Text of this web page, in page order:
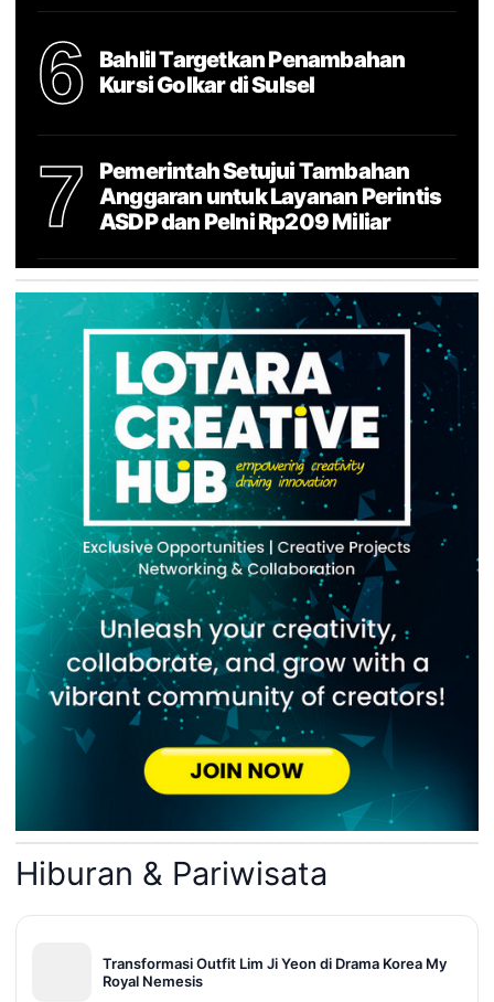
6
Bahlil Targetkan Penambahan
Kursi Golkar di Sulsel
7
Pemerintah Setujui Tambahan
Anggaran untuk Layanan Perintis
ASDP dan Pelni Rp209 Miliar
Hiburan & Pariwisata
Transformasi Outfit Lim Ji Yeon di Drama Korea My
Royal Nemesis